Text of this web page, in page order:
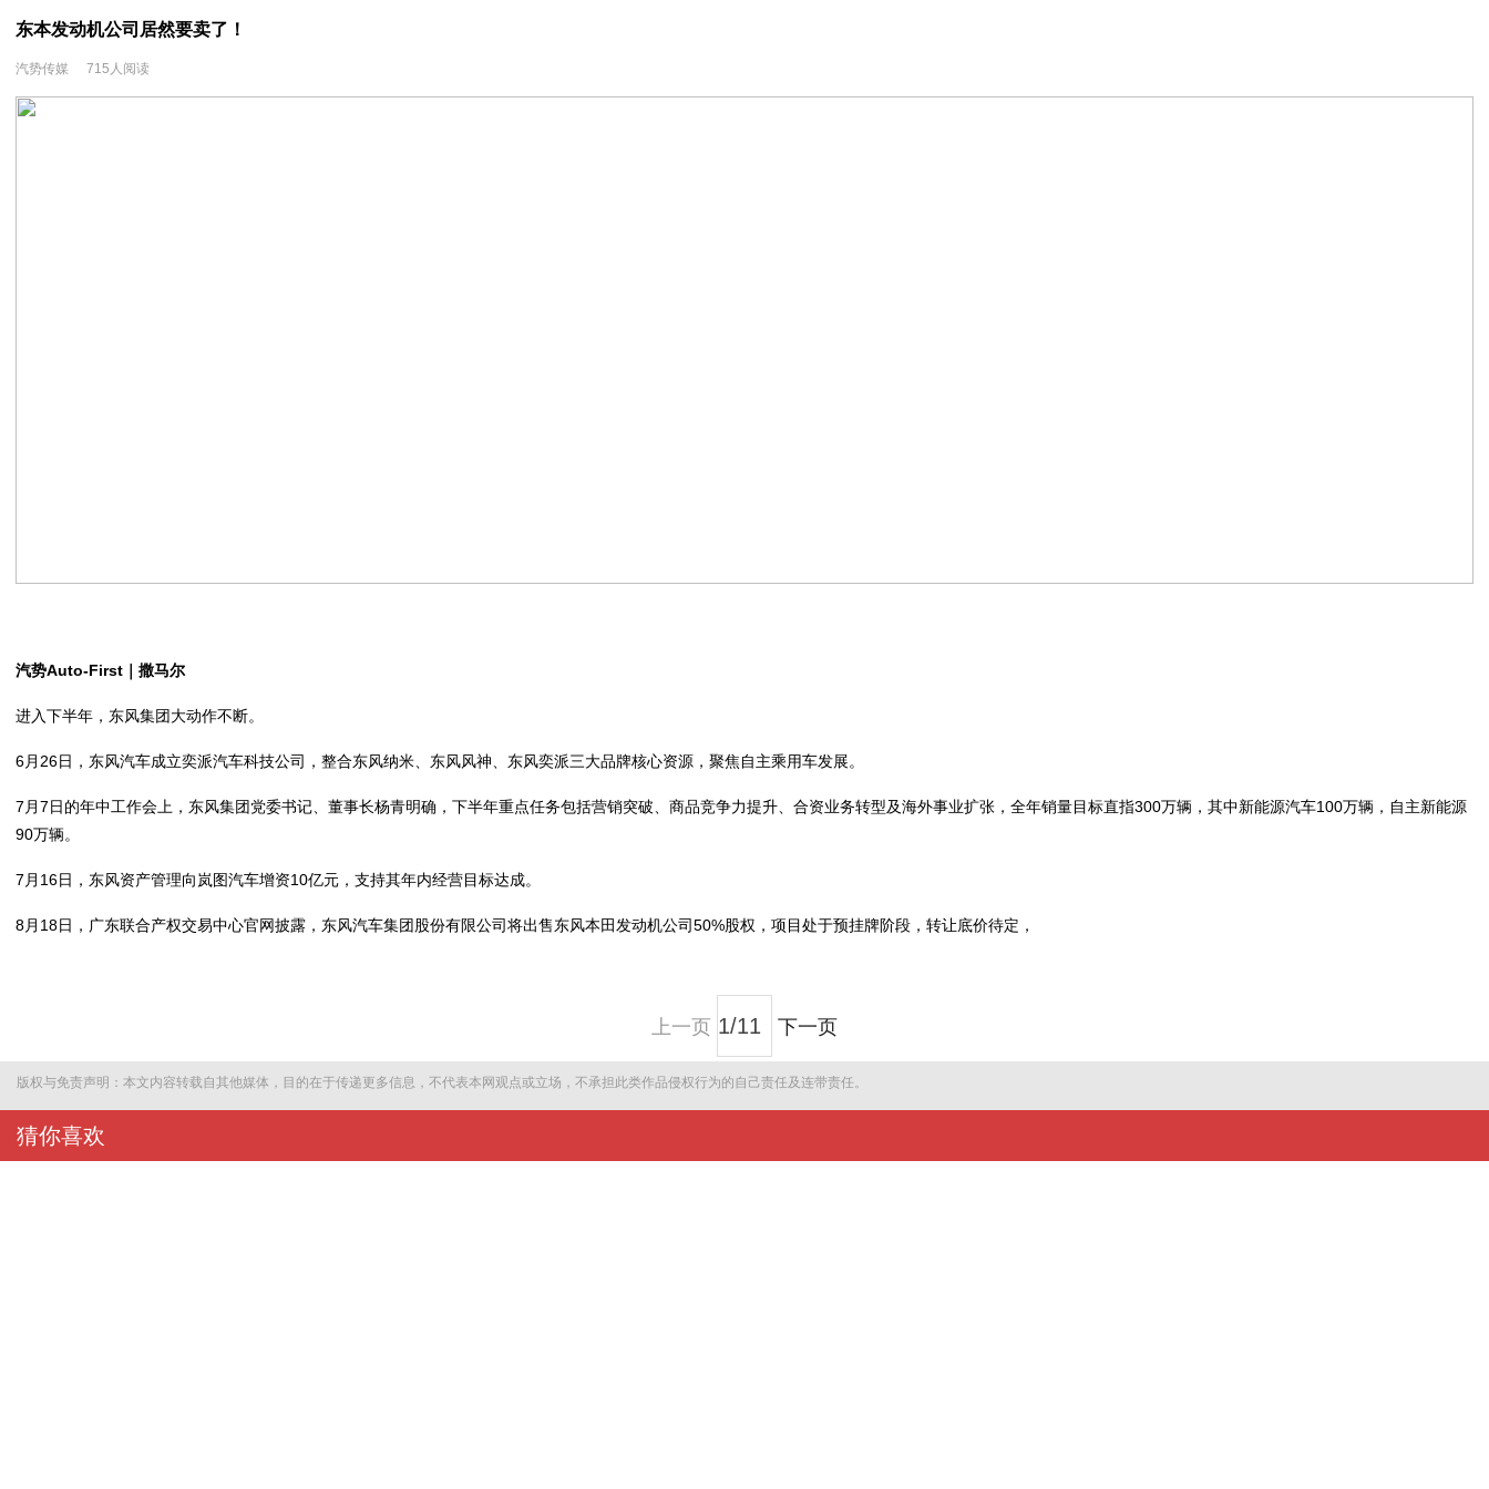
东本发动机公司居然要卖了！
汽势传媒 715人阅读
汽势Auto-First｜撒马尔
进入下半年，东风集团大动作不断。
6月26日，东风汽车成立奕派汽车科技公司，整合东风纳米、东风风神、东风奕派三大品牌核心资源，聚焦自主乘用车发展。
7月7日的年中工作会上，东风集团党委书记、董事长杨青明确，下半年重点任务包括营销突破、商品竞争力提升、合资业务转型及海外事业扩张，全年销量目标直指300万辆，其中新能源汽车100万辆，自主新能源
90万辆。
7月16日，东风资产管理向岚图汽车增资10亿元，支持其年内经营目标达成。
8月18日，广东联合产权交易中心官网披露，东风汽车集团股份有限公司将出售东风本田发动机公司50%股权，项目处于预挂牌阶段，转让底价待定，
上一页 下一页
版权与免责声明：本文内容转载自其他媒体，目的在于传递更多信息，不代表本网观点或立场，不承担此类作品侵权行为的自己责任及连带责任。
猜你喜欢